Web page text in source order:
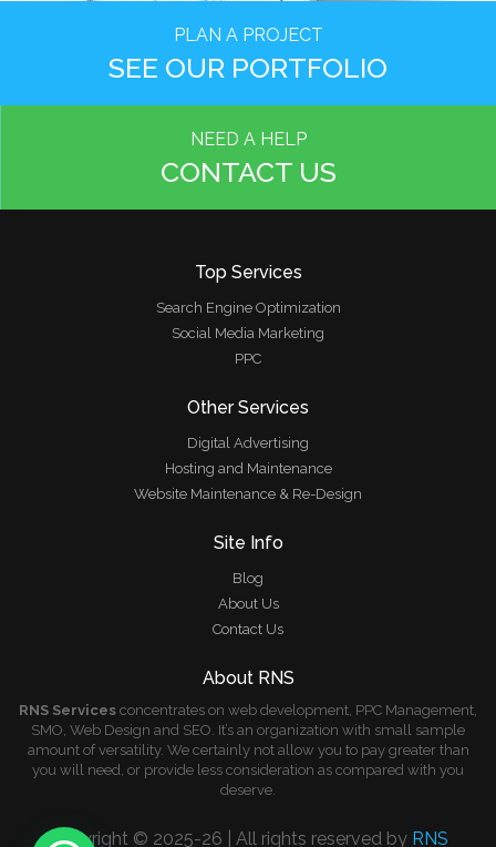
PLAN A PROJECT
SEE OUR PORTFOLIO
NEED A HELP
CONTACT US
Top Services
Search Engine Optimization
Social Media Marketing
PPC
Other Services
Digital Advertising
Hosting and Maintenance
Website Maintenance & Re-Design
Site Info
Blog
About Us
Contact Us
About RNS
RNS Services concentrates on web development, PPC Management,
SMO, Web Design and SEO. It’s an organization with small sample
amount of versatility. We certainly not allow you to pay greater than
you will need, or provide less consideration as compared with you
deserve.
Copyright © 2025-26 | All rights reserved by RNS